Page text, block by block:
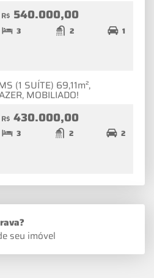
R$ 540.000,00
3 2 1
(1 SUÍTE) 69,11m²,
MOBILIADO!
R$ 430.000,00
3 2 2
seu imóvel